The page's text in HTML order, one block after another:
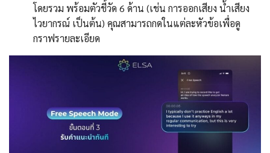
โดยรวม พร้อมตัวชี้วัด 6 ด้าน (เช่น การออกเสียง น้ำเสียง
ไวยากรณ์ เป็นต้น) คุณสามารถกดในแต่ละหัวข้อเพื่อดู
กราฟรายละเอียด